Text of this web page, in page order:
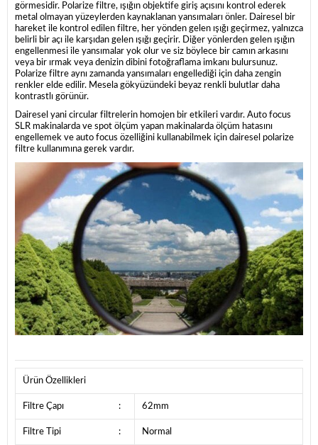
görmesidir. Polarize filtre, ışığın objektife giriş açısını kontrol ederek
metal olmayan yüzeylerden kaynaklanan yansımaları önler. Dairesel bir
hareket ile kontrol edilen filtre, her yönden gelen ışığı geçirmez, yalnızca
belirli bir açı ile karşıdan gelen ışığı geçirir. Diğer yönlerden gelen ışığın
engellenmesi ile yansımalar yok olur ve siz böylece bir camın arkasını
veya bir ırmak veya denizin dibini fotoğraflama imkanı bulursunuz.
Polarize filtre aynı zamanda yansımaları engellediği için daha zengin
renkler elde edilir. Mesela gökyüzündeki beyaz renkli bulutlar daha
kontrastlı görünür.
Dairesel yani circular filtrelerin homojen bir etkileri vardır. Auto focus
SLR makinalarda ve spot ölçüm yapan makinalarda ölçüm hatasını
engellemek ve auto focus özelliğini kullanabilmek için dairesel polarize
filtre kullanımına gerek vardır.
Ürün Özellikleri
Filtre Çapı : 62mm
Filtre Tipi : Normal